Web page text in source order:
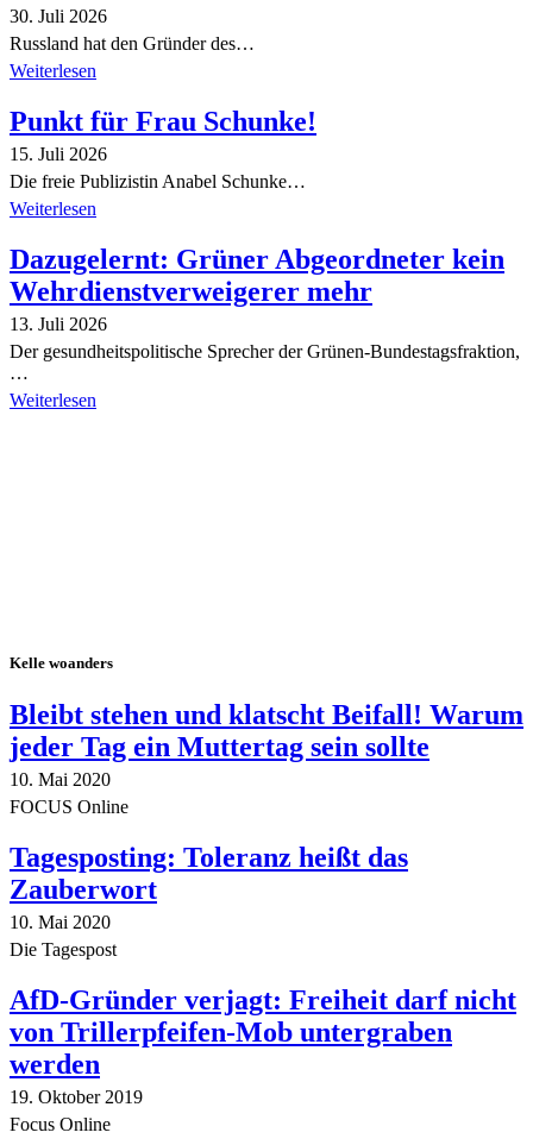
30. Juli 2026
Russland hat den Gründer des…
Weiterlesen
Punkt für Frau Schunke!
15. Juli 2026
Die freie Publizistin Anabel Schunke…
Weiterlesen
Dazugelernt: Grüner Abgeordneter kein
Wehrdienstverweigerer mehr
13. Juli 2026
Der gesundheitspolitische Sprecher der Grünen-Bundestagsfraktion,
…
Weiterlesen
Kelle woanders
Bleibt stehen und klatscht Beifall! Warum
jeder Tag ein Muttertag sein sollte
10. Mai 2020
FOCUS Online
Tagesposting: Toleranz heißt das
Zauberwort
10. Mai 2020
Die Tagespost
AfD-Gründer verjagt: Freiheit darf nicht
von Trillerpfeifen-Mob untergraben
werden
19. Oktober 2019
Focus Online